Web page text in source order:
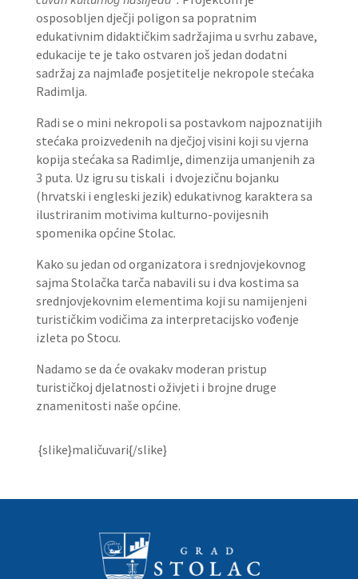
osposobljen dječji poligon sa popratnim
edukativnim didaktičkim sadržajima u svrhu zabave,
edukacije te je tako ostvaren još jedan dodatni
sadržaj za najmlađe posjetitelje nekropole stećaka
Radimlja.
Radi se o mini nekropoli sa postavkom najpoznatijih
stećaka proizvedenih na dječjoj visini koji su vjerna
kopija stećaka sa Radimlje, dimenzija umanjenih za
3 puta. Uz igru su tiskali i dvojezičnu bojanku
(hrvatski i engleski jezik) edukativnog karaktera sa
ilustriranim motivima kulturno-povijesnih
spomenika općine Stolac.
Kako su jedan od organizatora i srednjovjekovnog
sajma Stolačka tarča nabavili su i dva kostima sa
srednjovjekovnim elementima koji su namijenjeni
turističkim vodičima za interpretacijsko vođenje
izleta po Stocu.
Nadamo se da će ovakakv moderan pristup
turističkoj djelatnosti oživjeti i brojne druge
znamenitosti naše općine.
{slike}maličuvari{/slike}